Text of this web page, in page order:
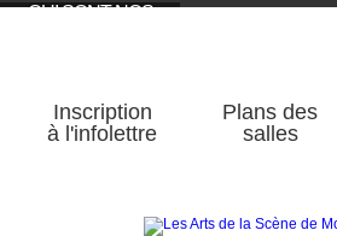
QUI SONT NOS
Inscription
à l'infolettre
Plans des
salles